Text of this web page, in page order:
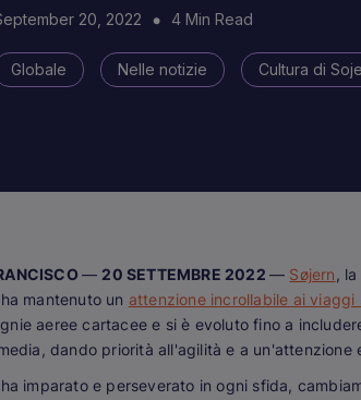
20, 2022 4 Min Read
Globale Nelle notizie Cultura di
— 20 SETTEMBRE 2022— Søjern ,
mantenuto un attenzione incrollabile ai viaggi
aeree cartacee e si è evoluto fino a
dando priorità all'agilità e a un'attenzione
imparato e perseverato in ogni sfida,